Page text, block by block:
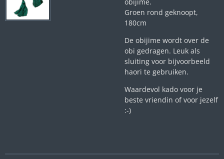
Groen rond geknoopt,
180cm
De obijime wordt over de
obi gedragen. Leuk als
sluiting voor bijvoorbeeld
haori te gebruiken.
Waardevol kado voor je
beste vriendin of voor jezelf
:-)